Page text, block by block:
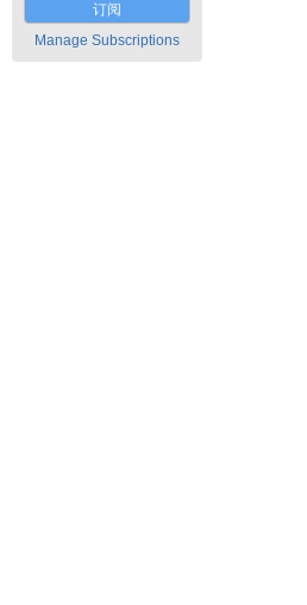
订阅
Manage Subscriptions